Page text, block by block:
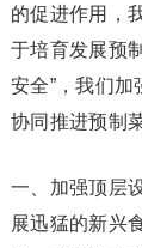
的促进作用，
于培育发展预
安全”，我们加
协同推进预制
一、加强顶层
展迅猛的新兴